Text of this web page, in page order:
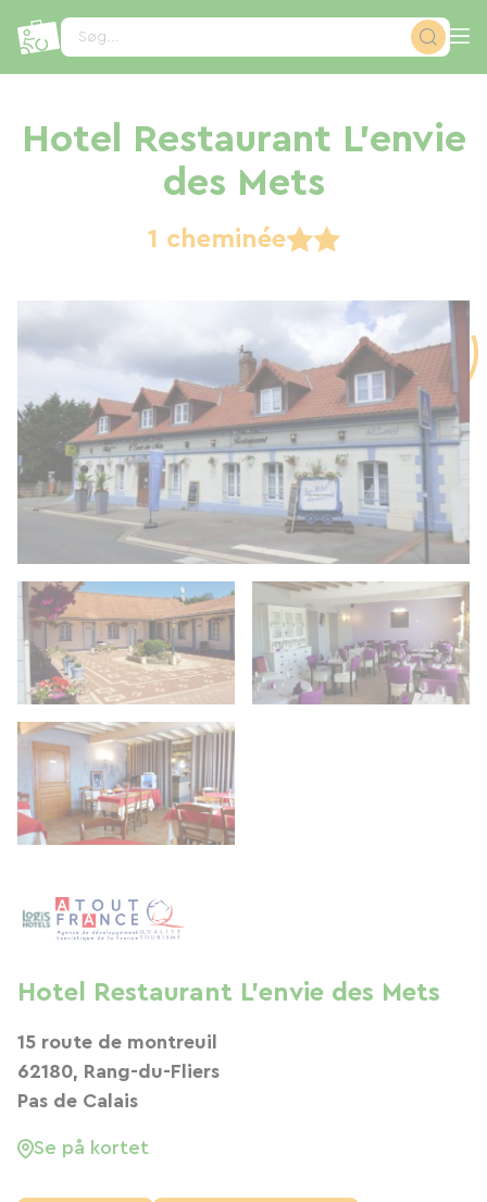
Søg...
Hotel Restaurant L'envie
des Mets
1 cheminée
Hotel Restaurant L'envie des Mets
15 route de montreuil
62180, Rang-du-Fliers
Pas de Calais
Se på kortet
CCookie-styringspanel